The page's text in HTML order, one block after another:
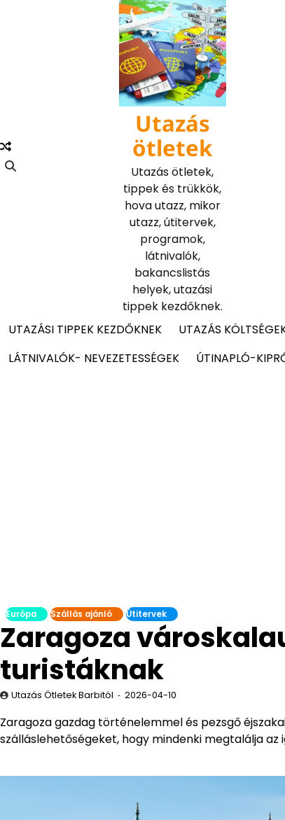
Utazás
ötletek
Utazás ötletek,
tippek és trükkök,
hova utazz, mikor
utazz, útitervek,
programok,
látnivalók,
bakancslistás
helyek, utazási
tippek kezdőknek.
UTAZÁSI TIPPEK KEZDŐKNEK
UTAZÁS
LÁTNIVALÓK- NEVEZETESSÉGEK
ÚTINAPLÓ-
Európa Szállás ajánló Útitervek
Zaragoza
turistáknak
Utazás Ötletek Barbitól 2026-04-10
Zaragoza gazdag történelemmel és pezsgő
szálláslehetőségeket, hogy mindenki megtalálja az